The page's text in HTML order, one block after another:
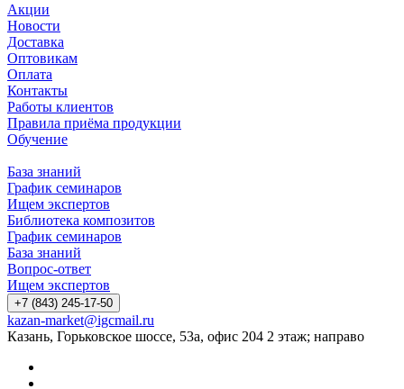
Акции
Новости
Доставка
Оптовикам
Оплата
Контакты
Работы клиентов
Правила приёма продукции
Обучение
База знаний
График семинаров
Ищем экспертов
Библиотека композитов
График семинаров
База знаний
Вопрос-ответ
Ищем экспертов
+7 (843) 245-17-50
kazan-market@igcmail.ru
Казань, ​Горьковское шоссе, 53а, офис 204 2 этаж; направо